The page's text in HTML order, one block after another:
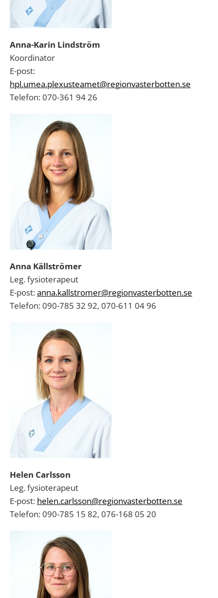
Anna-Karin Lindström
Koordinator
E-post:
hpl.umea.plexusteamet@regionvasterbotten.se
Telefon: 070-361 94 26
Anna Källströmer
Leg. fysioterapeut
E-post:anna.kallstromer@regionvasterbotten.se
Telefon: 090-785 32 92, 070-611 04 96
Helen Carlsson
Leg. fysioterapeut
E-post: helen.carlsson@regionvasterbotten.se
Telefon: 090-785 15 82, 076-168 05 20